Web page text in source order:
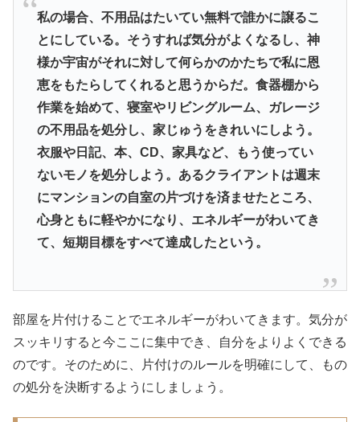
私の場合、不用品はたいてい無料で誰かに譲るこ
とにしている。そうすれば気分がよくなるし、神
様か宇宙がそれに対して何らかのかたちで私に恩
恵をもたらしてくれると思うからだ。食器棚から
作業を始めて、寝室やリビングルーム、ガレージ
の不用品を処分し、家じゅうをきれいにしよう。
衣服や日記、本、CD、家具など、もう使ってい
ないモノを処分しよう。あるクライアントは週末
にマンションの自室の片づけを済ませたところ、
心身ともに軽やかになり、エネルギーがわいてき
て、短期目標をすべて達成したという。
部屋を片付けることでエネルギーがわいてきます。気分が
スッキリすると今ここに集中でき、自分をよりよくできる
のです。そのために、片付けのルールを明確にして、もの
の処分を決断するようにしましょう。